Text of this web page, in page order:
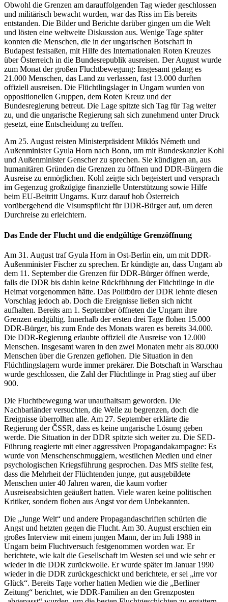
Obwohl die Grenzen am darauffolgenden Tag wieder geschlossen
und militärisch bewacht wurden, war das Riss im Eis bereits
entstanden. Die Bilder und Berichte darüber gingen um die Welt
und lösten eine weltweite Diskussion aus. Wenige Tage später
konnten die Menschen, die in der ungarischen Botschaft in
Budapest festsaßen, mit Hilfe des Internationalen Roten Kreuzes
über Österreich in die Bundesrepublik ausreisen. Der August wurde
zum Monat der großen Fluchtbewegung: Insgesamt gelang es
21.000 Menschen, das Land zu verlassen, fast 13.000 durften
offiziell ausreisen. Die Flüchtlingslager in Ungarn wurden von
oppositionellen Gruppen, dem Roten Kreuz und der
Bundesregierung betreut. Die Lage spitzte sich Tag für Tag weiter
zu, und die ungarische Regierung sah sich zunehmend unter Druck
gesetzt, eine Entscheidung zu treffen.
Am 25. August reisten Ministerpräsident Miklós Németh und
Außenminister Gyula Horn nach Bonn, um mit Bundeskanzler Kohl
und Außenminister Genscher zu sprechen. Sie kündigten an, aus
humanitären Gründen die Grenzen zu öffnen und DDR-Bürgern die
Ausreise zu ermöglichen. Kohl zeigte sich begeistert und versprach
im Gegenzug großzügige finanzielle Unterstützung sowie Hilfe
beim EU-Beitritt Ungarns. Kurz darauf hob Österreich
vorübergehend die Visumspflicht für DDR-Bürger auf, um deren
Durchreise zu erleichtern.
Das Ende der Flucht und die endgültige Grenzöffnung
Am 31. August traf Gyula Horn in Ost-Berlin ein, um mit DDR-
Außenminister Fischer zu sprechen. Er kündigte an, dass Ungarn ab
dem 11. September die Grenzen für DDR-Bürger öffnen werde,
falls die DDR bis dahin keine Rückführung der Flüchtlinge in die
Heimat vorgenommen hätte. Das Politbüro der DDR lehnte diesen
Vorschlag jedoch ab. Doch die Ereignisse ließen sich nicht
aufhalten. Bereits am 1. September öffneten die Ungarn ihre
Grenzen endgültig. Innerhalb der ersten drei Tage flohen 15.000
DDR-Bürger, bis zum Ende des Monats waren es bereits 34.000.
Die DDR-Regierung erlaubte offiziell die Ausreise von 12.000
Menschen. Insgesamt waren in den zwei Monaten mehr als 80.000
Menschen über die Grenzen geflohen. Die Situation in den
Flüchtlingslagern wurde immer prekärer. Die Botschaft in Warschau
wurde geschlossen, die Zahl der Flüchtlinge in Prag stieg auf über
900.
Die Fluchtbewegung war unaufhaltsam geworden. Die
Nachbarländer versuchten, die Welle zu begrenzen, doch die
Ereignisse überrollten alle. Am 27. September erklärte die
Regierung der ČSSR, dass es keine ungarische Lösung geben
werde. Die Situation in der DDR spitzte sich weiter zu. Die SED-
Führung reagierte mit einer aggressiven Propagandakampagne: Es
wurde von Menschenschmugglern, westlichen Medien und einer
psychologischen Kriegsführung gesprochen. Das MfS stellte fest,
dass die Mehrheit der Flüchtenden junge, gut ausgebildete
Menschen unter 40 Jahren waren, die kaum vorher
Ausreiseabsichten geäußert hatten. Viele waren keine politischen
Kritiker, sondern flohen aus Angst vor dem Unbekannten.
Die „Junge Welt“ und andere Propagandaschriften schürten die
Angst und hetzten gegen die Flucht. Am 30. August erschien ein
großes Interview mit einem jungen Mann, der im Juli 1988 in
Ungarn beim Fluchtversuch festgenommen worden war. Er
berichtete, wie kalt die Gesellschaft im Westen sei und wie sehr er
wieder in die DDR zurückwolle. Er wurde später im Januar 1990
wieder in die DDR zurückgeschickt und berichtete, er sei „irre vor
Glück“. Bereits Tage vorher hatten Medien wie die „Berliner
Zeitung“ berichtet, wie DDR-Familien an den Grenzposten